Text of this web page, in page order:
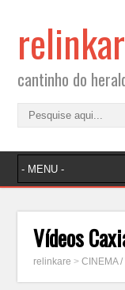
cantinho do
Vídeos
relinkare >CINEMA